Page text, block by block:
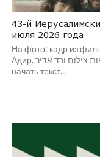
43-й
июля 2026 года
На фото: кадр из
Адир. סרט פתיחה עצמאות צילום ורד אדיר И опять я вынуждена
начать текст...